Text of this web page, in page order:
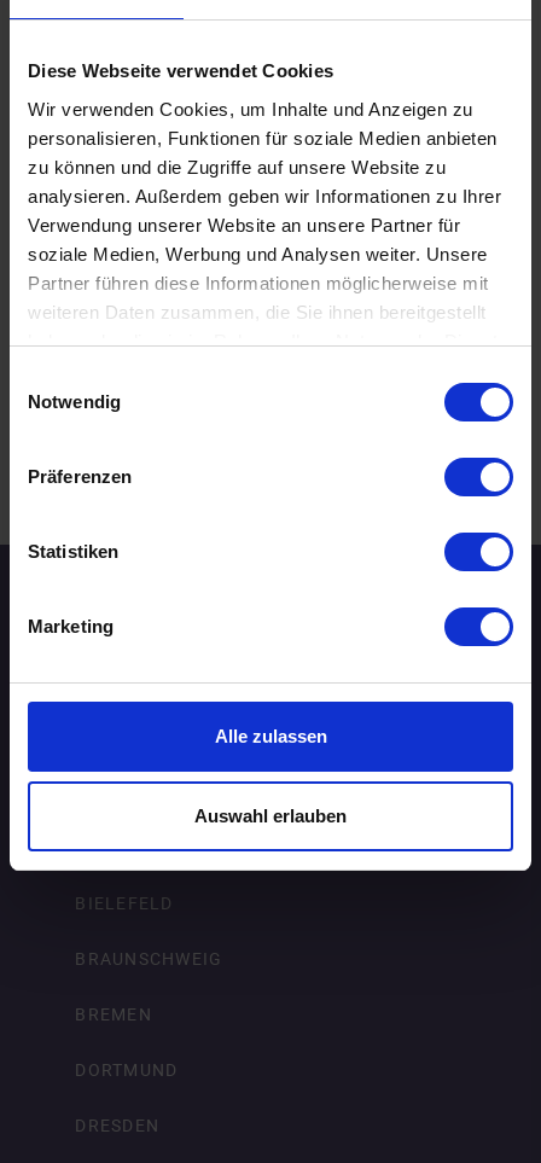
Diese Webseite verwendet Cookies
Wir verwenden Cookies, um Inhalte und Anzeigen zu
personalisieren, Funktionen für soziale Medien anbieten
zu können und die Zugriffe auf unsere Website zu
analysieren. Außerdem geben wir Informationen zu Ihrer
Verwendung unserer Website an unsere Partner für
soziale Medien, Werbung und Analysen weiter. Unsere
Partner führen diese Informationen möglicherweise mit
weiteren Daten zusammen, die Sie ihnen bereitgestellt
haben oder die sie im Rahmen Ihrer Nutzung der Dienste
Notwendig
Präferenzen
Statistiken
Marketing
Alle zulassen
Auswahl erlauben
AKADEMIKER
05.09.2026 17:00
60 - 69 Jahre
ÜBERSICHT
BERLIN
BIELEFELD
BRAUNSCHWEIG
BREMEN
DORTMUND
DRESDEN